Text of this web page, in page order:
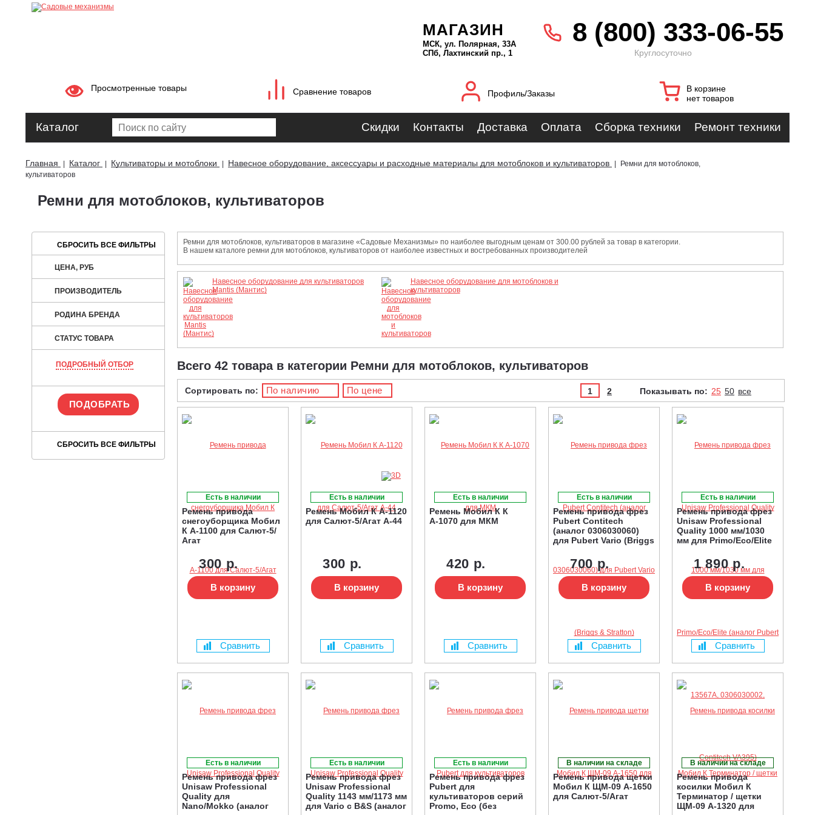
МАГАЗИН
МСК, ул. Полярная, 33А
СПб, Лахтинский пр., 1
8 (800) 333-06-55
Круглосуточно
Просмотренные товары Сравнение товаров Профиль/Заказы
В корзине
нет товаров
Каталог Скидки Контакты Доставка Оплата Сборка техники Ремонт техники
Главная Каталог Культиваторы и мотоблоки Навесное оборудование, аксессуары и расходные материалы для мотоблоков и культиваторов
Ремни для мотоблоков,
культиваторов
Ремни для мотоблоков, культиваторов
ЦЕНА, РУБ
ПРОИЗВОДИТЕЛЬ
РОДИНА БРЕНДА
СТАТУС ТОВАРА
ПОДРОБНЫЙ ОТБОР
Ремни для мотоблоков, культиваторов в магазине «Садовые Механизмы» по наиболее выгодным ценам от 300.00 рублей за товар в категории.
В нашем каталоге ремни для мотоблоков, культиваторов от наиболее известных и востребованных производителей
Навесное оборудование для культиваторов
Mantis (Мантис)
Навесное оборудование для мотоблоков и
культиваторов
Всего 42 товара в категории Ремни для мотоблоков, культиваторов
Сортировать по: По наличию По цене Показывать по: 25 50 все
1 2
Есть в наличии
Ремень привода
снегоуборщика Мобил
К А-1100 для Салют-5/
Агат
300 р.
В корзину
Сравнить
Есть в наличии
Ремень Мобил К А-1120
для Салют-5/Агат А-44
300 р.
В корзину
Сравнить
Есть в наличии
Ремень Мобил К К
А-1070 для МКМ
420 р.
В корзину
Сравнить
Есть в наличии
Ремень привода фрез
Pubert Contitech
(аналог 0306030060)
для Pubert Vario (Briggs
700 р.
В корзину
Сравнить
Есть в наличии
Ремень привода фрез
Unisaw Professional
Quality 1000 мм/1030
мм для Primo/Eco/Elite
0306030002, Contitech
VA395)1 890 р.
В корзину
Сравнить
Есть в наличии
Ремень привода фрез
Unisaw Professional
Quality для
Nano/Mokko (аналог
Есть в наличии
Ремень привода фрез
Unisaw Professional
Quality 1143 мм/1173 мм
для Vario с B&S (аналог
Есть в наличии
Ремень привода фрез
Pubert для
культиваторов серий
Promo, Eco (без
В наличии на складе
Ремень привода щетки
Мобил К ЩМ-09 А-1650
для Салют-5/Агат
В наличии на складе
Ремень привода
косилки Мобил К
Терминатор / щетки
ЩМ-09 А-1320 для